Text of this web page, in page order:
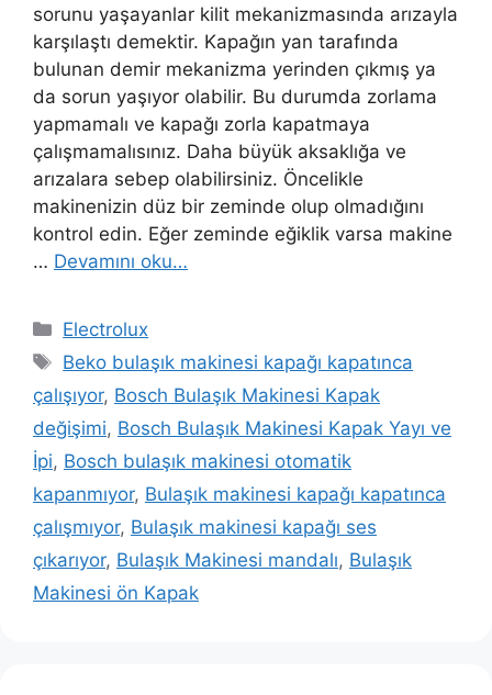
sorunu yaşayanlar kilit mekanizmasında arızayla
karşılaştı demektir. Kapağın yan tarafında
bulunan demir mekanizma yerinden çıkmış ya
da sorun yaşıyor olabilir. Bu durumda zorlama
yapmamalı ve kapağı zorla kapatmaya
çalışmamalısınız. Daha büyük aksaklığa ve
arızalara sebep olabilirsiniz. Öncelikle
makinenizin düz bir zeminde olup olmadığını
kontrol edin. Eğer zeminde eğiklik varsa makine
… Devamını oku…
Kategoriler
Electrolux
Etiketler
Beko bulaşık makinesi kapağı kapatınca
çalışıyor, Bosch Bulaşık Makinesi Kapak
değişimi, Bosch Bulaşık Makinesi Kapak Yayı ve
İpi, Bosch bulaşık makinesi otomatik
kapanmıyor, Bulaşık makinesi kapağı kapatınca
çalışmıyor, Bulaşık makinesi kapağı ses
çıkarıyor, Bulaşık Makinesi mandalı, Bulaşık
Makinesi ön Kapak